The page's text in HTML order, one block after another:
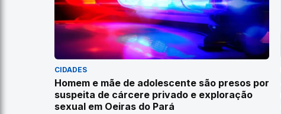
CIDADES
Homem e mãe de adolescente são presos por
suspeita de cárcere privado e exploração
sexual em Oeiras do Pará